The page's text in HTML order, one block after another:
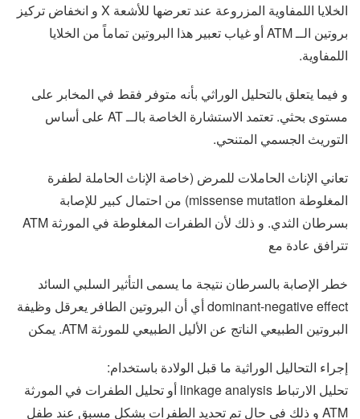
الخلايا اللمفاوية المزروعة عند تعرضها للأشعة X و انخفاض تركيز
بروتين الــ ATM أو غياب تعبير هذا البروتين تماماً من الخلايا
اللمفاوية.
و فيما يتعلق بالتحليل الوراثي بأنه متوفر فقط في المخابر على
مستوى بحثي. تعتمد الاستشارة الخاصة بالــ AT على أساس
التوريث الجسمي المتنحي.
تعاني الإناث الحاملات للمرض (خاصة الإناث الحاملة لطفرة
المغلوطة missense mutation) من احتمال كبير للإصابة
بسرطان الثدي. و ذلك لأن الطفرات المغلوطة في المورثة ATM
تترافق عادة مع
خطر الإصابة بالسرطان نتيجة ما يسمى التأثير السلبي السائد
dominant-negative effect أي أن البروتين الطافر يعرقل وظيفة
البروتين الطبيعي الناتج عن الأليل الطبيعي للمورثة ATM. يمكن
إجراء التحاليل الوراثية ما قبل الولادة باستخدام:
تحليل الارتباط linkage analysis أو تحليل الطفرات في المورثة
ATM و ذلك في حال تم تحديد الطفرات بشكل مسبق عند طفل